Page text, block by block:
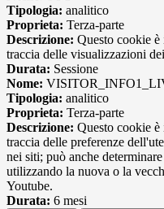
Tipologia: analitico
Proprieta: Terza-parte
Descrizione: Questo cookie è
traccia delle visualizzazioni
Durata: Sessione
Nome:
Tipologia: analitico
Proprieta: Terza-parte
Descrizione: Questo cookie è
traccia delle preferenze
nei siti; può anche
utilizzando la nuova o la
Youtube.
Durata: 6 mesi